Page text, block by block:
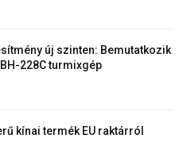
új szinten: Bemutatkozik
228C turmixgép
kínai termék EU raktárról